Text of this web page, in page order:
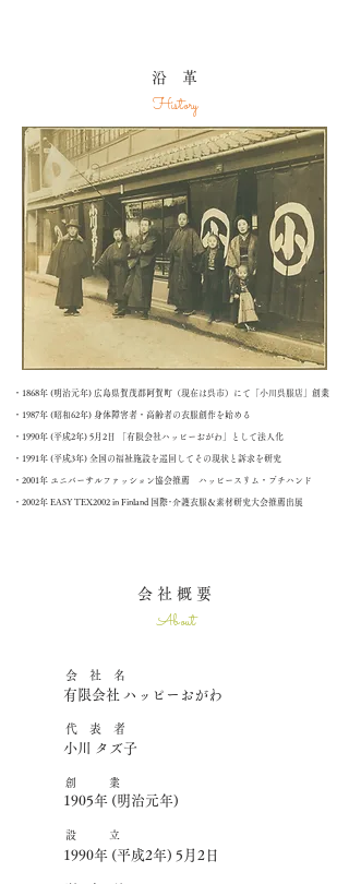
沿 革
History
・1868年 (明治元年) 広島県賀茂郡阿賀町（現在は呉市）にて「小川呉服店」創業
・1987年 (昭和62年) 身体障害者・高齢者の衣服創作を始める
​・1990年 (平成2年) 5月2日 「有限会社ハッピーおがわ」として法人化
・1991年 (平成3年) 全国の福祉施設を巡回してその現状と訴求を研究
・2001年 ユニバーサルファッション協会推薦 ハッピースリム・プチハンド
・2002年 EASY TEX2002 in Finland 国際･介護衣服＆素材研究大会推薦出展
会 社 概 要
About
会 社 名
有限会社 ハッピーおがわ
​代 表 者
小川 タズ子
創 業
1905年 (明治元年)
設 立
1990年 (平成2年) 5月2日